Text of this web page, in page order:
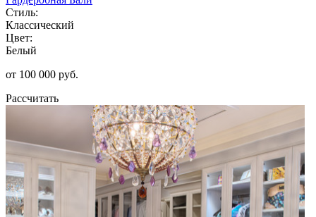
Стиль:
Классический
Цвет:
Белый
от 100 000 руб.
Рассчитать